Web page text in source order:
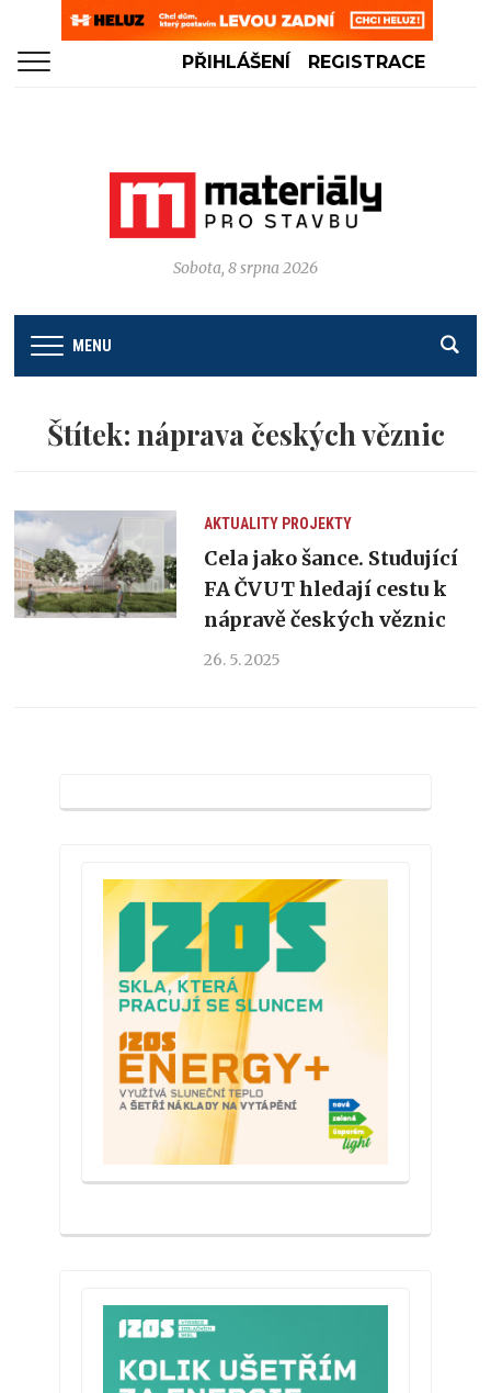
PŘIHLÁŠENÍ REGISTRACE
Sobota, 8 srpna 2026
MENU
Štítek: náprava českých věznic
AKTUALITY PROJEKTY
Cela jako šance. Studující
FA ČVUT hledají cestu k
nápravě českých věznic
26. 5. 2025